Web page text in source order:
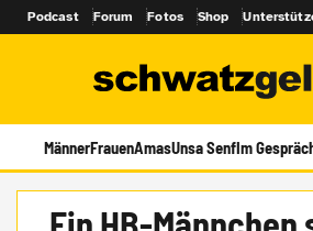
Podcast Forum Fotos Shop
MännerFrauenAmasUnsa SenfIm